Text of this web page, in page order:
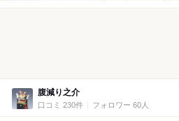
腹減り之介
口コミ 230件 フォロワー 60人